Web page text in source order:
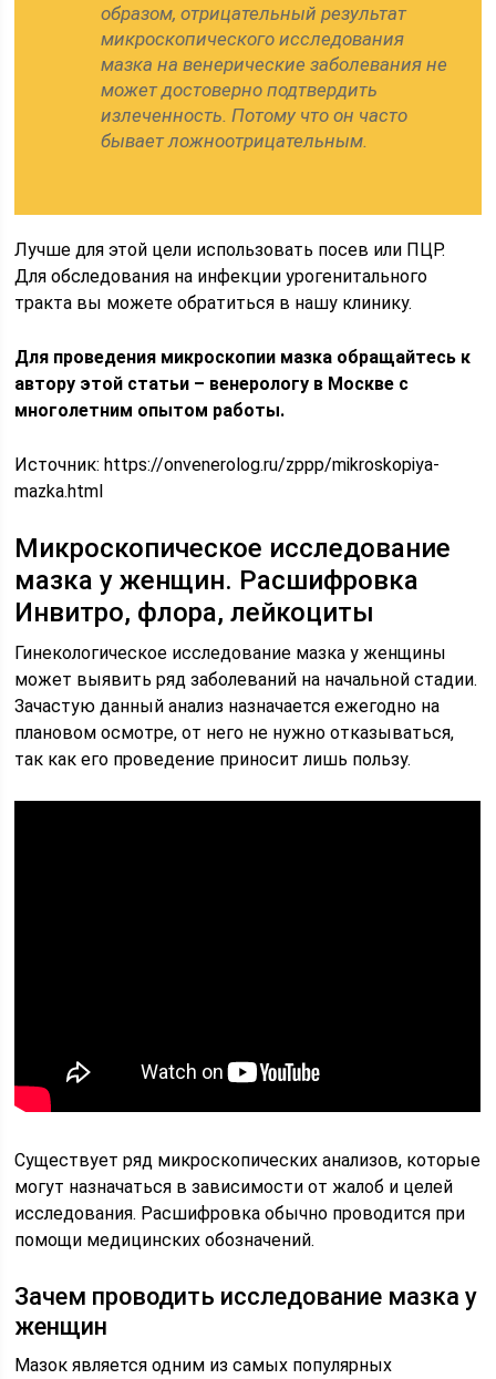
образом, отрицательный результат
микроскопического исследования
мазка на венерические заболевания не
может достоверно подтвердить
излеченность. Потому что он часто
бывает ложноотрицательным.
Лучше для этой цели использовать посев или ПЦР.
Для обследования на инфекции урогенитального
тракта вы можете обратиться в нашу клинику.
Для проведения микроскопии мазка обращайтесь к
автору этой статьи – венерологу в Москве с
многолетним опытом работы.
Источник:https://onvenerolog.ru/zppp/mikroskopiya-
mazka.html
Микроскопическое исследование
мазка у женщин. Расшифровка
Инвитро, флора, лейкоциты
Гинекологическое исследование мазка у женщины
может выявить ряд заболеваний на начальной стадии.
Зачастую данный анализ назначается ежегодно на
плановом осмотре, от него не нужно отказываться,
так как его проведение приносит лишь пользу.
Существует ряд микроскопических анализов, которые
могут назначаться в зависимости от жалоб и целей
исследования. Расшифровка обычно проводится при
помощи медицинских обозначений.
Зачем проводить исследование мазка у
женщин
Мазок является одним из самых популярных